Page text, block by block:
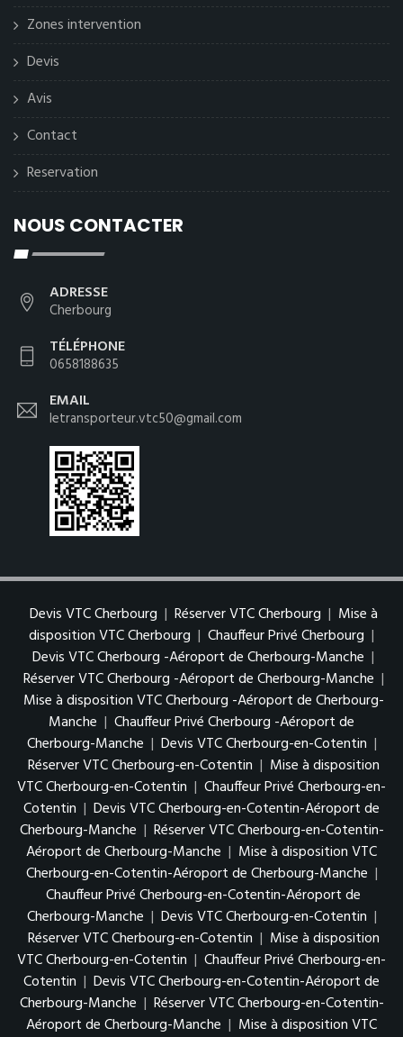
Zones intervention
Devis
Avis
Contact
Reservation
NOUS CONTACTER
ADRESSE
Cherbourg
TÉLÉPHONE
0658188635
EMAIL
letransporteur.vtc50@gmail.com
Devis VTC Cherbourg | Réserver VTC Cherbourg | Mise à
disposition VTC Cherbourg | Chauffeur Privé Cherbourg |
Devis VTC Cherbourg -Aéroport de Cherbourg-Manche |
Réserver VTC Cherbourg -Aéroport de Cherbourg-Manche |
Mise à disposition VTC Cherbourg -Aéroport de Cherbourg-
Manche | Chauffeur Privé Cherbourg -Aéroport de
Cherbourg-Manche | Devis VTC Cherbourg-en-Cotentin |
Réserver VTC Cherbourg-en-Cotentin | Mise à disposition
VTC Cherbourg-en-Cotentin | Chauffeur Privé Cherbourg-en-
Cotentin | Devis VTC Cherbourg-en-Cotentin-Aéroport de
Cherbourg-Manche | Réserver VTC Cherbourg-en-Cotentin-
Aéroport de Cherbourg-Manche | Mise à disposition VTC
Cherbourg-en-Cotentin-Aéroport de Cherbourg-Manche |
Chauffeur Privé Cherbourg-en-Cotentin-Aéroport de
Cherbourg-Manche | Devis VTC Cherbourg-en-Cotentin |
Réserver VTC Cherbourg-en-Cotentin | Mise à disposition
VTC Cherbourg-en-Cotentin | Chauffeur Privé Cherbourg-en-
Cotentin | Devis VTC Cherbourg-en-Cotentin-Aéroport de
Cherbourg-Manche | Réserver VTC Cherbourg-en-Cotentin-
Aéroport de Cherbourg-Manche | Mise à disposition VTC